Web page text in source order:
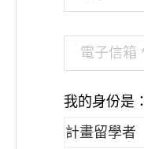
我的身份是：